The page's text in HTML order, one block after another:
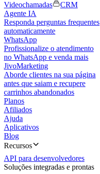
Videochamadas
CRM
Agente IA
Responda perguntas frequentes
automaticamente
WhatsApp
Profissionalize o atendimento
no WhatsApp e venda mais
JivoMarketing
Aborde clientes na sua página
antes que saiam e recupere
carrinhos abandonados
Planos
Afiliados
Ajuda
Aplicativos
Blog
Recursos
API para desenvolvedores
Soluções integradas e prontas